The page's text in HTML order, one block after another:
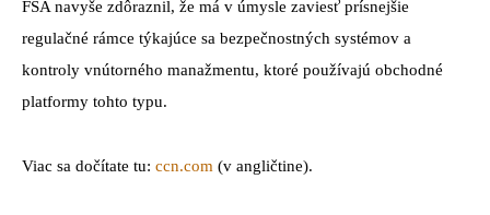
FSA navyše zdôraznil, že má v úmysle zaviesť prísnejšie
regulačné rámce týkajúce sa bezpečnostných systémov a
kontroly vnútorného manažmentu, ktoré používajú obchodné
platformy tohto typu.
Viac sa dočítate tu: ccn.com (v angličtine).